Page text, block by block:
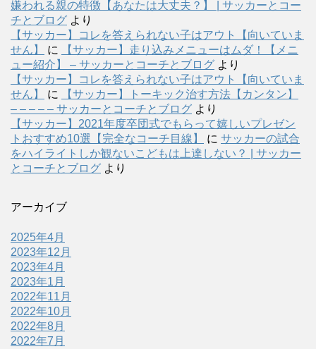
嫌われる親の特徴【あなたは大丈夫？】 | サッカーとコー
チとブログ より
【サッカー】コレを答えられない子はアウト【向いていま
せん】
に
【サッカー】走り込みメニューはムダ！【メニ
ュー紹介】 – サッカーとコーチとブログ より
【サッカー】コレを答えられない子はアウト【向いていま
せん】
に
【サッカー】トーキック治す方法【カンタン】
– – – – – サッカーとコーチとブログ より
【サッカー】2021年度卒団式でもらって嬉しいプレゼン
トおすすめ10選【完全なコーチ目線】
に サッカーの試合
をハイライトしか観ないこどもは上達しない？ | サッカー
とコーチとブログ より
アーカイブ
2025年4月
2023年12月
2023年4月
2023年1月
2022年11月
2022年10月
2022年8月
2022年7月